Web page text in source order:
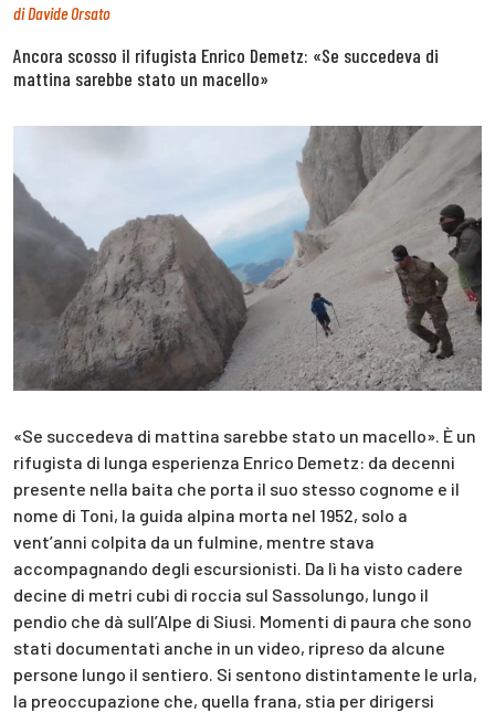
diDavide Orsato
Ancora scosso il rifugista Enrico Demetz: «Se succedeva di
mattina sarebbe stato un macello»
«Se succedeva di mattina sarebbe stato un macello». È un
rifugista di lunga esperienza Enrico Demetz: da decenni
presente nella baita che porta il suo stesso cognome e il
nome di Toni, la guida alpina morta nel 1952, solo a
vent’anni colpita da un fulmine, mentre stava
accompagnando degli escursionisti. Da lì ha visto cadere
decine di metri cubi di roccia sul Sassolungo, lungo il
pendio che dà sull’Alpe di Siusi. Momenti di paura che sono
stati documentati anche in un video, ripreso da alcune
persone lungo il sentiero. Si sentono distintamente le urla,
la preoccupazione che, quella frana, stia per dirigersi